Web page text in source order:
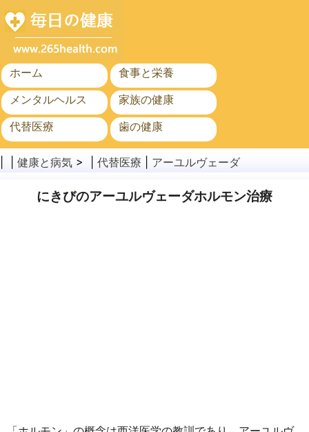
ホーム
食事と栄養
メンタルヘルス
家族の健康
代替医療
歯の健康
がん
公衆衛生と安全
健康と病気 > | 代替医療 アーユルヴェーダ
にきびのアーユルヴェーダホルモン治療